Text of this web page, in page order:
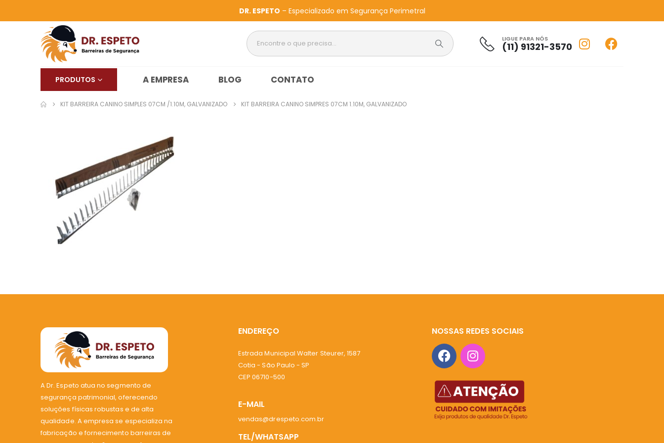
DR. ESPETO – Especializado em Segurança Perimetral
LIGUE PARA NÓS
(11) 91321-3570
PRODUTOS A EMPRESA BLOG CONTATO
KIT BARREIRA CANINO SIMPLES 07CM /1.10M, GALVANIZADO KIT BARREIRA CANINO SIMPRES 07CM 1.10M, GALVANIZADO
A Dr. Espeto atua no segmento de
segurança patrimonial, oferecendo
soluções físicas robustas e de alta
qualidade. A empresa se especializa na
fabricação e fornecimento barreiras de
ENDEREÇO
Estrada Municipal Walter Steurer, 1587
Cotia - São Paulo - SP
CEP 06710-500
E-MAIL
vendas@drespeto.com.br
TEL/WHATSAPP
NOSSAS REDES SOCIAIS